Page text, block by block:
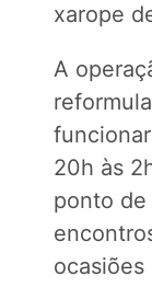
xarope
A
20h às
ponto
ocasiões